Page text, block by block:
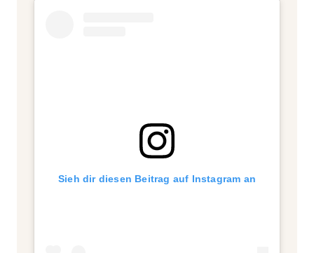
Sieh dir diesen Beitrag auf Instagram an